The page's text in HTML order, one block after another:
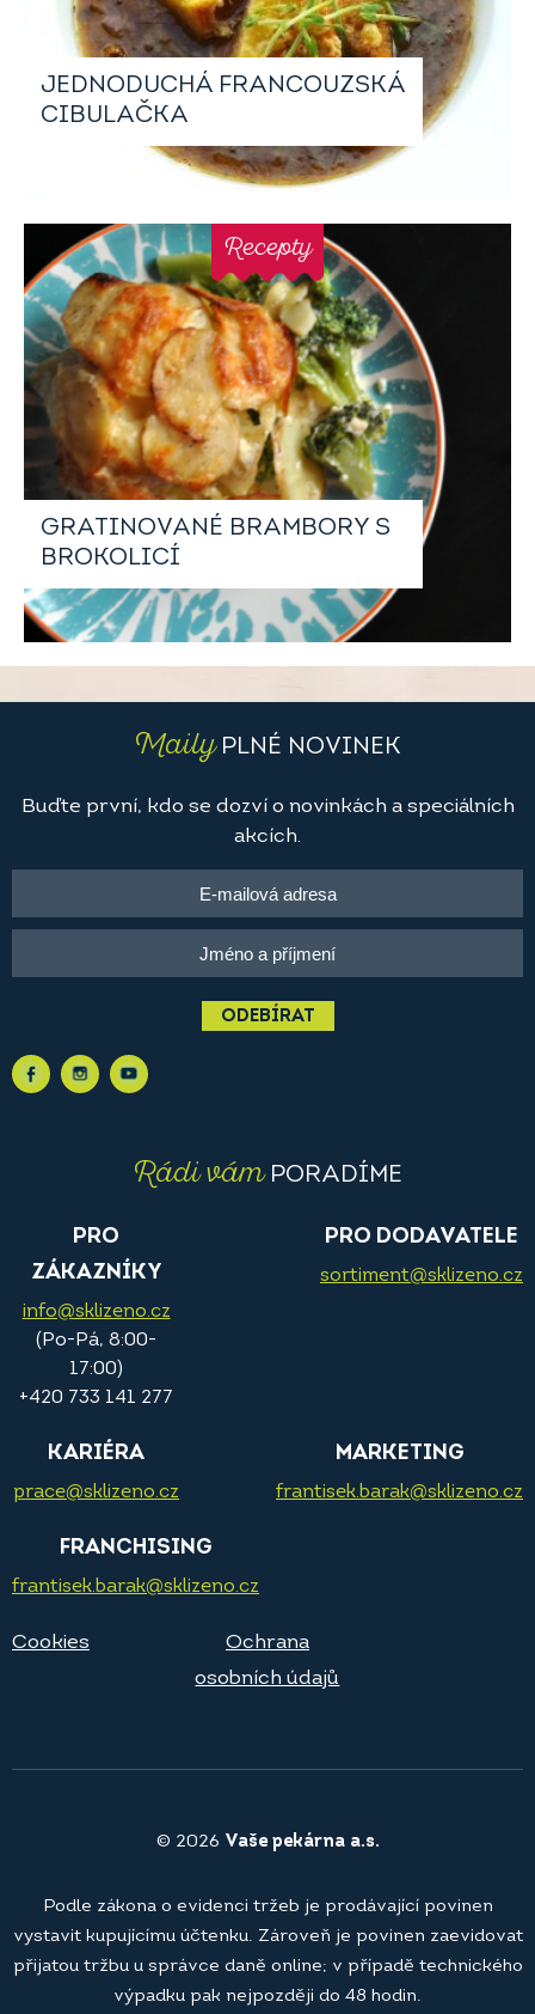
JEDNODUCHÁ FRANCOUZSKÁ
CIBULAČKA
GRATINOVANÉ BRAMBORY S
BROKOLICÍ
Recepty
MailyPLNÉ NOVINEK
Buďte první, kdo se dozví o novinkách a speciálních
akcích.
ODEBÍRAT
Rádi vámPORADÍME
PRO
ZÁKAZNÍKY
info@sklizeno.cz
(Po-Pá, 8:00-
17:00)
+420 733 141 277
PRO DODAVATELE
sortiment@sklizeno.cz
KARIÉRA
prace@sklizeno.cz
MARKETING
frantisek.barak@sklizeno.cz
FRANCHISING
frantisek.barak@sklizeno.cz
Cookies
Ochrana
osobních údajů
© 2026 Vaše pekárna a.s.
Podle zákona o evidenci tržeb je prodávající povinen
vystavit kupujícímu účtenku. Zároveň je povinen zaevidovat
přijatou tržbu u správce daně online; v případě technického
výpadku pak nejpozději do 48 hodin.